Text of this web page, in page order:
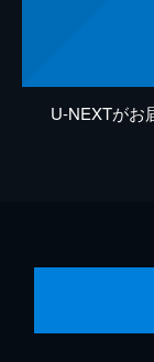
U-NEXTがお